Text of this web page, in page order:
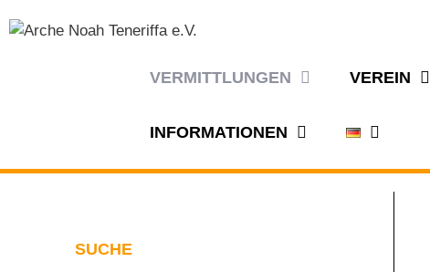
VERMITTLUNGEN VEREIN
INFORMATIONEN
SUCHE